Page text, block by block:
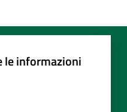
le informazioni